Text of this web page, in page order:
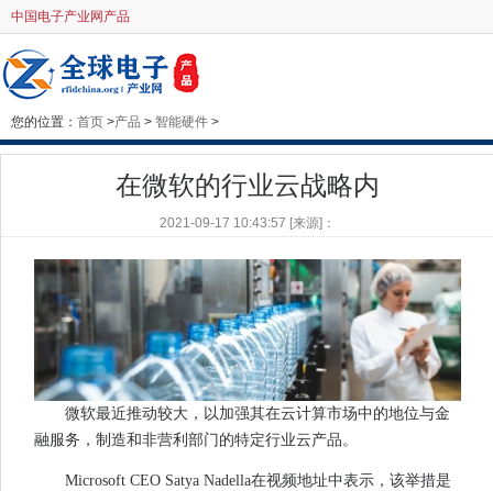
中国电子产业网产品
您的位置： 首页 >产品 > 智能硬件 >
在微软的行业云战略内
2021-09-17 10:43:57 [来源]：
微软最近推动较大，以加强其在云计算市场中的地位与金
融服务，制造和非营利部门的特定行业云产品。
Microsoft CEO Satya Nadella在视频地址中表示，该举措是